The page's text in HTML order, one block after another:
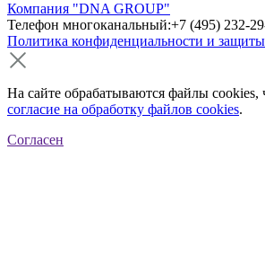
Компания "DNA GROUP"
Телефон многоканальный:+7 (495) 232-
Политика конфиденциальности и
На сайте обрабатываются файлы
согласие на обработку файлов cookies.
Согласен